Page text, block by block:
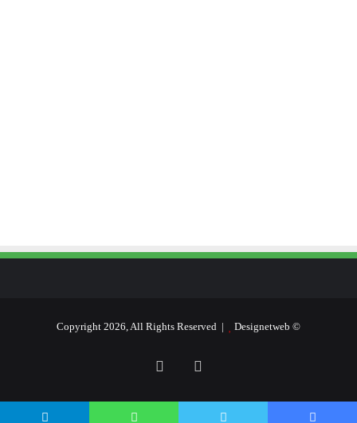
© Copyright 2026, All Rights Reserved |
Designetweb
فيسبوك